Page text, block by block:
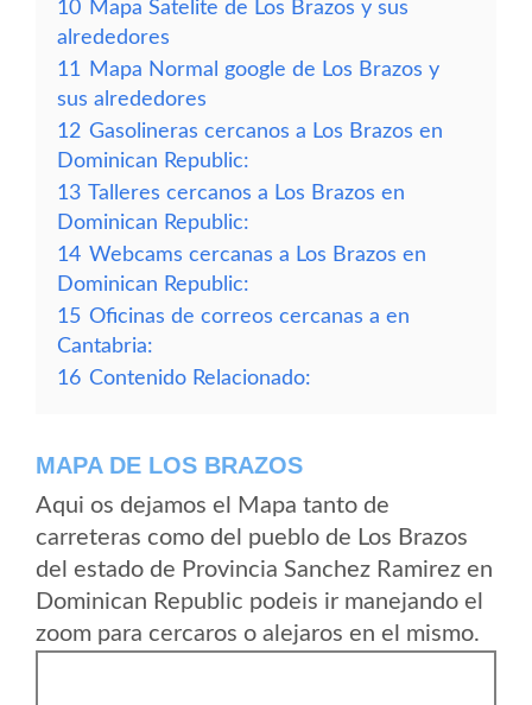
10 Mapa Satelite de Los Brazos y sus
alrededores
11
Mapa Normal google de Los Brazos y
sus alrededores
12 Gasolineras cercanos a Los Brazos en
Dominican Republic:
13 Talleres cercanos a Los Brazos en
Dominican Republic:
14 Webcams cercanas a Los Brazos en
Dominican Republic:
15 Oficinas de correos cercanas a en
Cantabria:
16 Contenido Relacionado:
MAPA DE LOS BRAZOS
Aqui os dejamos el Mapa tanto de
carreteras como del pueblo de Los Brazos
del estado de Provincia Sanchez Ramirez en
Dominican Republic podeis ir manejando el
zoom para cercaros o alejaros en el mismo.